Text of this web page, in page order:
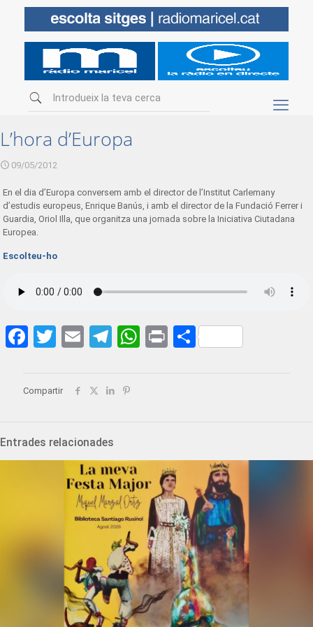
L’hora d’Europa
09/05/2012
En el dia d’Europa conversem amb el director de l’Institut Carlemany
d’estudis europeus, Enrique Banús, i amb el director de la Fundació Ferrer i
Guardia, Oriol Illa, que organitza una jornada sobre la Iniciativa Ciutadana
Europea.
Escolteu-ho
Facebook
Twitter
EmailTelegram
WhatsApp
PrintShare
Compartir
Entrades relacionades